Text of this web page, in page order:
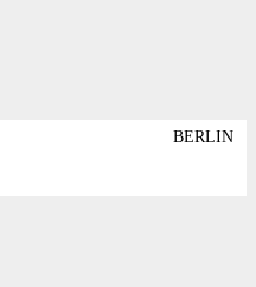
BERLIN